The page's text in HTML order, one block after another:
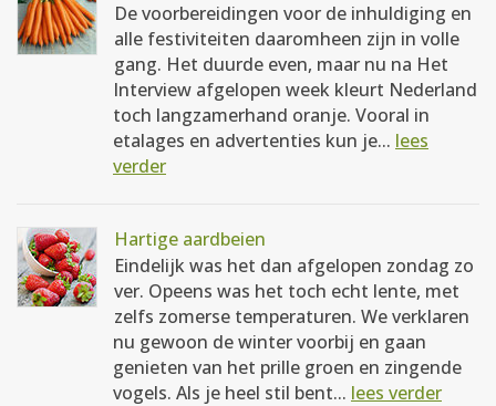
De voorbereidingen voor de inhuldiging en
alle festiviteiten daaromheen zijn in volle
gang. Het duurde even, maar nu na Het
Interview afgelopen week kleurt Nederland
toch langzamerhand oranje. Vooral in
etalages en advertenties kun je... lees
verder
Hartige aardbeien
Eindelijk was het dan afgelopen zondag zo
ver. Opeens was het toch echt lente, met
zelfs zomerse temperaturen. We verklaren
nu gewoon de winter voorbij en gaan
genieten van het prille groen en zingende
vogels. Als je heel stil bent... lees verder